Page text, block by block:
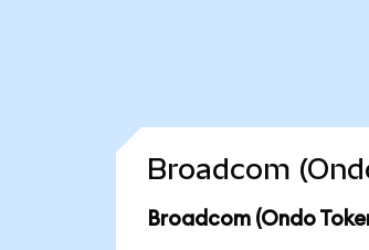
Broadcom (Ondo
Broadcom (Ondo